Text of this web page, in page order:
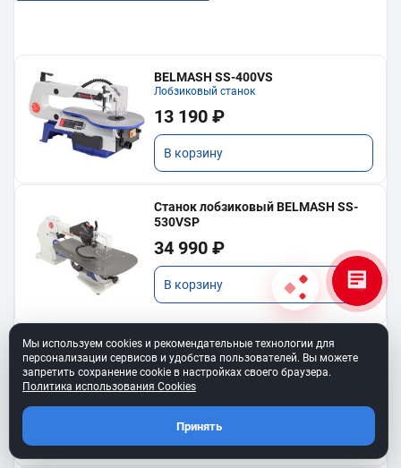
BELMASH SS-400VS
Лобзиковый станок
13 190 ₽
В корзину
Станок лобзиковый BELMASH SS-
530VSP
34 990 ₽
В корзину
Станок лобзиковый BELMASH SS-
450VSP
21 990 ₽
В корзину
Мы используем cookies и рекомендательные технологии для
персонализации сервисов и удобства пользователей. Вы можете
запретить сохранение cookie в настройках своего браузера.
Политика использования Cookies
Принять